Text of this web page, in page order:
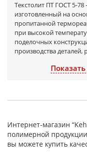
Текстолит ПТ ГОСТ 5-
изготовленный на
пропитанной
при высокой
поделочных
производства
доступная по цене
решение для узлов,
физико-механические
эксплуатации.
Назначение и
Интернет-магазин
полимерной
вы можете купить